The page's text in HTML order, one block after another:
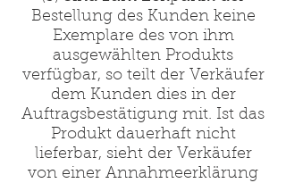
Bestellung des Kunden keine
Exemplare des von ihm
ausgewählten Produkts
verfügbar, so teilt der Verkäufer
dem Kunden dies in der
Auftragsbestätigung mit. Ist das
Produkt dauerhaft nicht
lieferbar, sieht der Verkäufer
von einer Annahmeerklärung